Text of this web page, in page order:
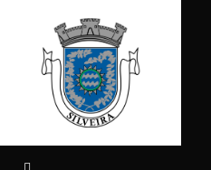
content
for: